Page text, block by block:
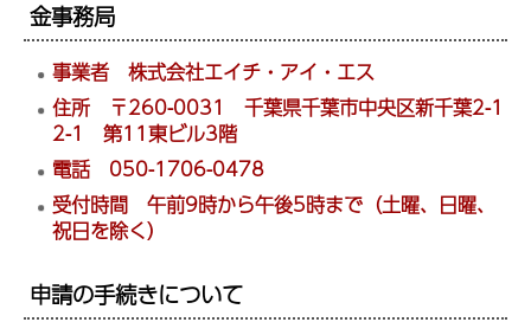
金事務局
事業者 株式会社エイチ・アイ・エス
住所 〒260-0031 千葉県千葉市中央区新千葉2-1
2-1 第11東ビル3階
電話 050-1706-0478
受付時間 午前9時から午後5時まで（土曜、日曜、
祝日を除く）
申請の手続きについて